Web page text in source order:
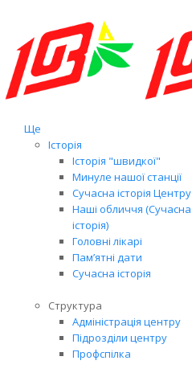
Ще
Історія
Історія "швидкої"
Минуле нашої станції
Сучасна історія Центру
Наші обличчя (Сучасна
історія)
Головні лікарі
Пам’ятні дати
Сучасна історія
Структура
Адміністрація центру
Підрозділи центру
Профспілка